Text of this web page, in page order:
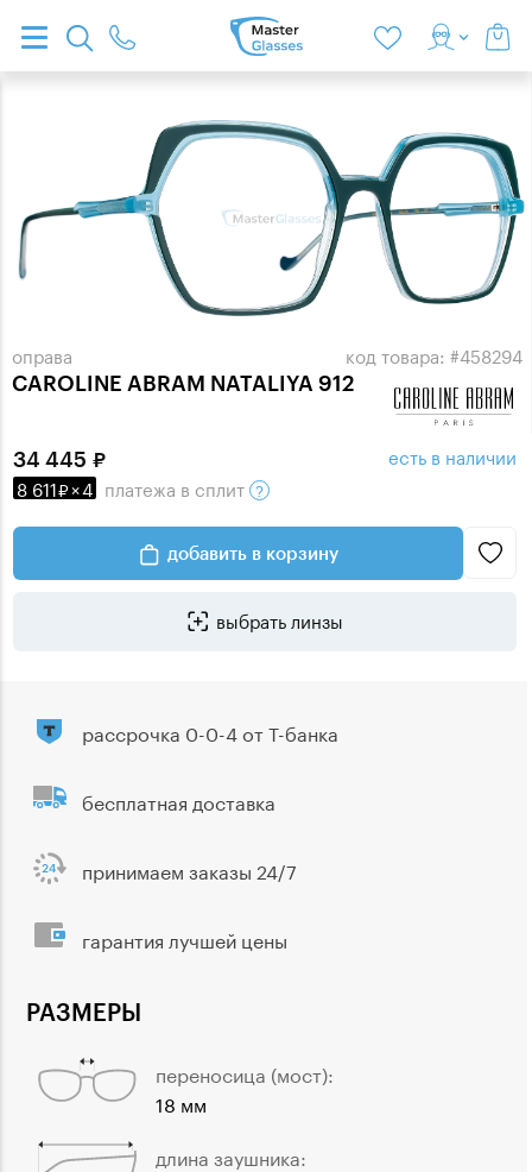
оправа
CAROLINE ABRAM NATALIYA 912
код товара: #458294
34 445
8 611 ×4 платежа в сплит
есть в наличии
добавить в корзину
выбрать линзы
РАЗМЕРЫ
переносица (мост):
18 мм
длина заушника:
рассрочка 0-0-4 от Т-банка
бесплатная доставка
принимаем заказы 24/7
гарантия лучшей цены